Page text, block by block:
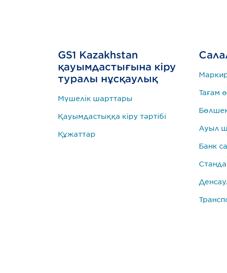
GS1 Kazakhstan
қауымдастығына кіру
туралы нұсқаулық
Мүшелік шарттары
Қауымдастыққа кіру тәртібі
Құжаттар
Тағам
Ауыл
Банк